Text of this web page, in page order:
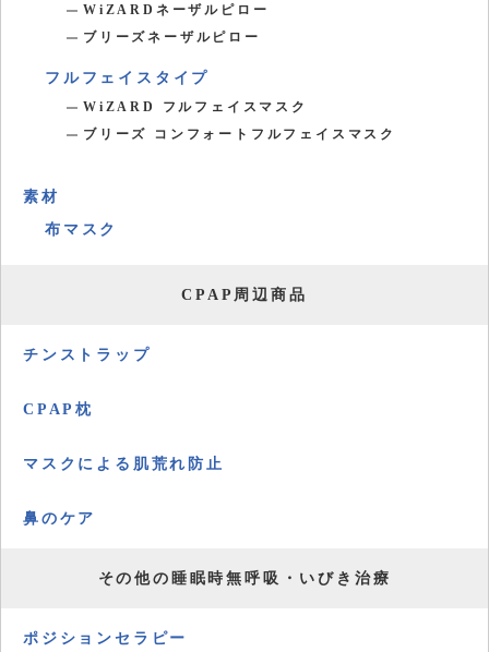
WiZARDネーザルピロー
ブリーズネーザルピロー
フルフェイスタイプ
WiZARD フルフェイスマスク
ブリーズ コンフォートフルフェイスマスク
素材
布マスク
CPAP周辺商品
チンストラップ
CPAP枕
マスクによる肌荒れ防止
鼻のケア
その他の睡眠時無呼吸・いびき治療
ポジションセラピー